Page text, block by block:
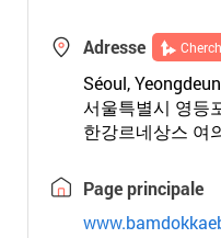
Adresse
Séoul,
서울특별시 영등
한강르네상스 여
Page principale